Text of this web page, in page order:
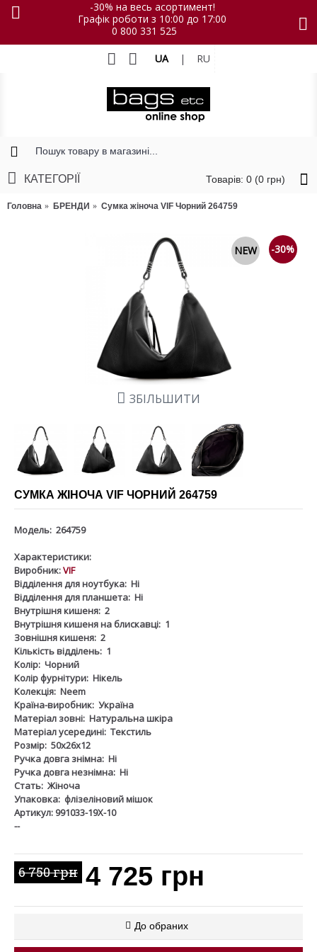
-30% на весь асортимент!
Графік роботи з 10:00 до 17:00
0 800 331 525
UA | RU
Товарів: 0 (0 грн)
КАТЕГОРІЇ
Головна БРЕНДИ Сумка жіноча VIF Чорний 264759
-30%
NEW
ЗБІЛЬШИТИ
СУМКА ЖІНОЧА VIF ЧОРНИЙ 264759
Модель: 264759
Характеристики:
Виробник:VIF
Відділення для ноутбука: Ні
Відділення для планшета: Ні
Внутрішня кишеня: 2
Внутрішня кишеня на блискавці: 1
Зовнішня кишеня: 2
Кількість відділень: 1
Колір: Чорний
Колір фурнітури: Нікель
Колекція: Neem
Країна-виробник: Україна
Матеріал зовні: Натуральна шкіра
Матеріал усередині: Текстиль
Розмір: 50х26х12
Ручка довга знімна: Ні
Ручка довга незнімна: Ні
Стать: Жіноча
Упаковка: флізеліновий мішок
Артикул: 991033-19Х-10
--
6 750 грн 4 725 грн
До обраних